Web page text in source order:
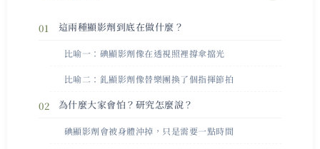
這兩種顯影劑到底在做什麼？
比喻一：碘顯影劑像在透視照裡撐傘擋光
比喻二：釓顯影劑像替樂團換了個指揮節拍
為什麼大家會怕？研究怎麼說？
碘顯影劑會被身體沖掉，只是需要一點時間